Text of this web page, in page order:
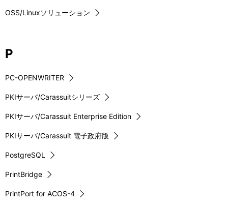
OSS/Linuxソリューション
P
PC-OPENWRITER
PKIサーバ/Carassuitシリーズ
PKIサーバ/Carassuit Enterprise Edition
PKIサーバ/Carassuit 電子政府版
PostgreSQL
PrintBridge
PrintPort for ACOS-4